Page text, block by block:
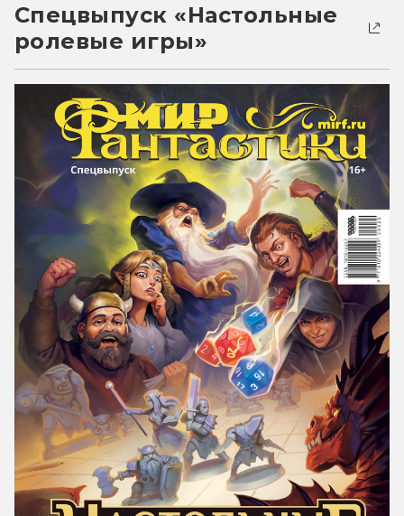
Спецвыпуск «Настольные
ролевые игры»